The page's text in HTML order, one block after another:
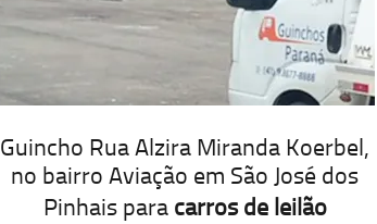
Guincho Rua Alzira Miranda Koerbel,
no bairro Aviação em São José dos
Pinhais paracarros de leilão